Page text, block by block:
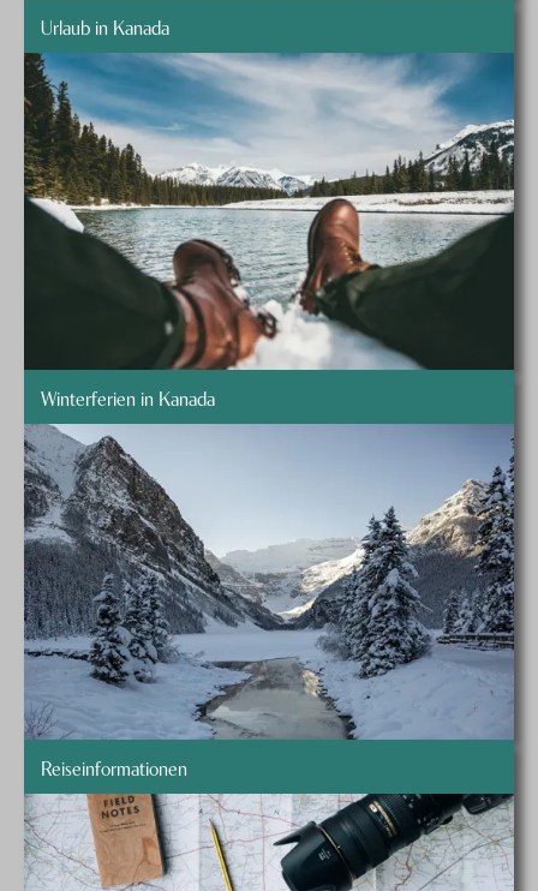
Urlaub in Kanada
Winterferien in Kanada
Reiseinformationen